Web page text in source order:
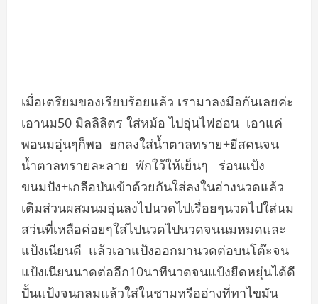
เมื่อเตรียมของเรียบร้อยแล้ว เรามาลงมือกันเลยค่ะ
เอานม50​ มิลลิลิตร​ ใส่หม้อ ไปอุ่นไฟอ่อน​ เอาแค่
พอนมอุ่นๆก็​พอ​ ยกลงใส่น้ำตาลทราย+ยีสคนจน
น้ำตาลทรายละลาย​ พักใว้ให้เย็น​ๆ​ ร่อนแป้ง
ขนมปัง+เกลือป่นเข้าด้วยกันใส่ลงในอ่างนวดแล้ว
เติมส่วนผสมนมอุ่นลงไปนวด​ไปเรื่อยๆนวดไปใส่นม
สว่นที่เหลือค่อยๆใส่ไปนวดไปนวดจนนมหมดและ
แป้งเนียนดี​ แล้วเอาแป้งออกมานวดต่อบนโต๊ะจน
แป้งเนียนนาดต่ออีก10นาทีนวดจนแป้งยืดหยุ่นได้ดี
ปั้นแป้งจนกลมแล้วใส่ในชามหรืออ่างที่ทาไขมัน